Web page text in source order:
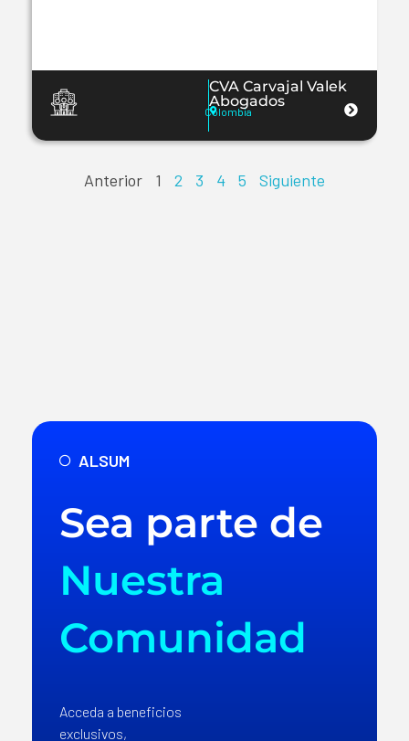
CVA Carvajal Valek
Abogados
Colombia
Anterior 1 2 3 4 5 Siguiente
ALSUM
Sea parte de
Nuestra
Comunidad
Acceda a beneficios
exclusivos,